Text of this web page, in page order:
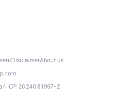
DisclaimerAbout us
ICP 2024031997-2